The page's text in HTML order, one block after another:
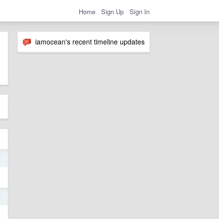
Home Sign Up Sign In
iamocean's recent timeline updates